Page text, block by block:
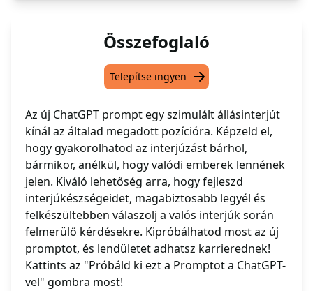
Összefoglaló
Telepítse ingyen
Az új ChatGPT prompt egy szimulált állásinterjút
kínál az általad megadott pozícióra. Képzeld el,
hogy gyakorolhatod az interjúzást bárhol,
bármikor, anélkül, hogy valódi emberek lennének
jelen. Kiváló lehetőség arra, hogy fejleszd
interjúkészségeidet, magabiztosabb legyél és
felkészültebben válaszolj a valós interjúk során
felmerülő kérdésekre. Kipróbálhatod most az új
promptot, és lendületet adhatsz karrierednek!
Kattints az "Próbáld ki ezt a Promptot a ChatGPT-
vel" gombra most!